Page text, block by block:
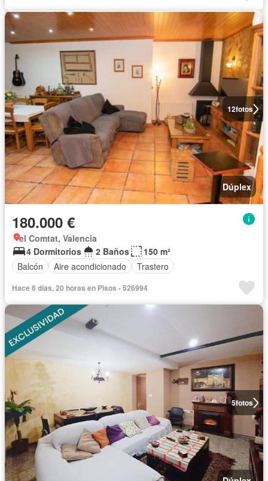
12fotos
Dúplex
180.000 €
el Comtat, Valencia
4 Dormitorios
2 Baños
150 m²
Balcón
Aire acondicionado Trastero
Hace 6 días, 20 horas en Pisos - 526994
5fotos